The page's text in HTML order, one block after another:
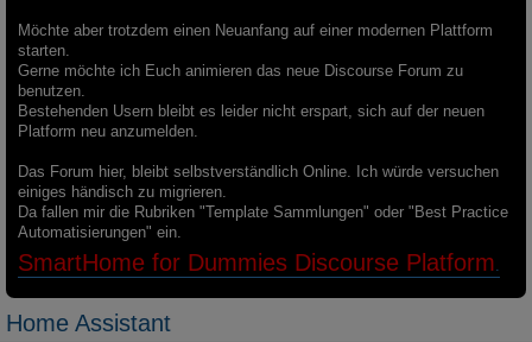
Möchte aber trotzdem einen Neuanfang auf einer modernen Plattform
starten.
Gerne möchte ich Euch animieren das neue Discourse Forum zu
benutzen.
Bestehenden Usern bleibt es leider nicht erspart, sich auf der neuen
Platform neu anzumelden.
Das Forum hier, bleibt selbstverständlich Online. Ich würde versuchen
einiges händisch zu migrieren.
Da fallen mir die Rubriken "Template Sammlungen" oder "Best Practice
Automatisierungen" ein.
SmartHome for Dummies Discourse Platform.
Home Assistant